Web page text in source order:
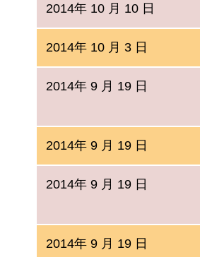
2014年 10 月 10 日
2014年 10 月 3 日
2014年 9 月 19 日
2014年 9 月 19 日
2014年 9 月 19 日
2014年 9 月 19 日